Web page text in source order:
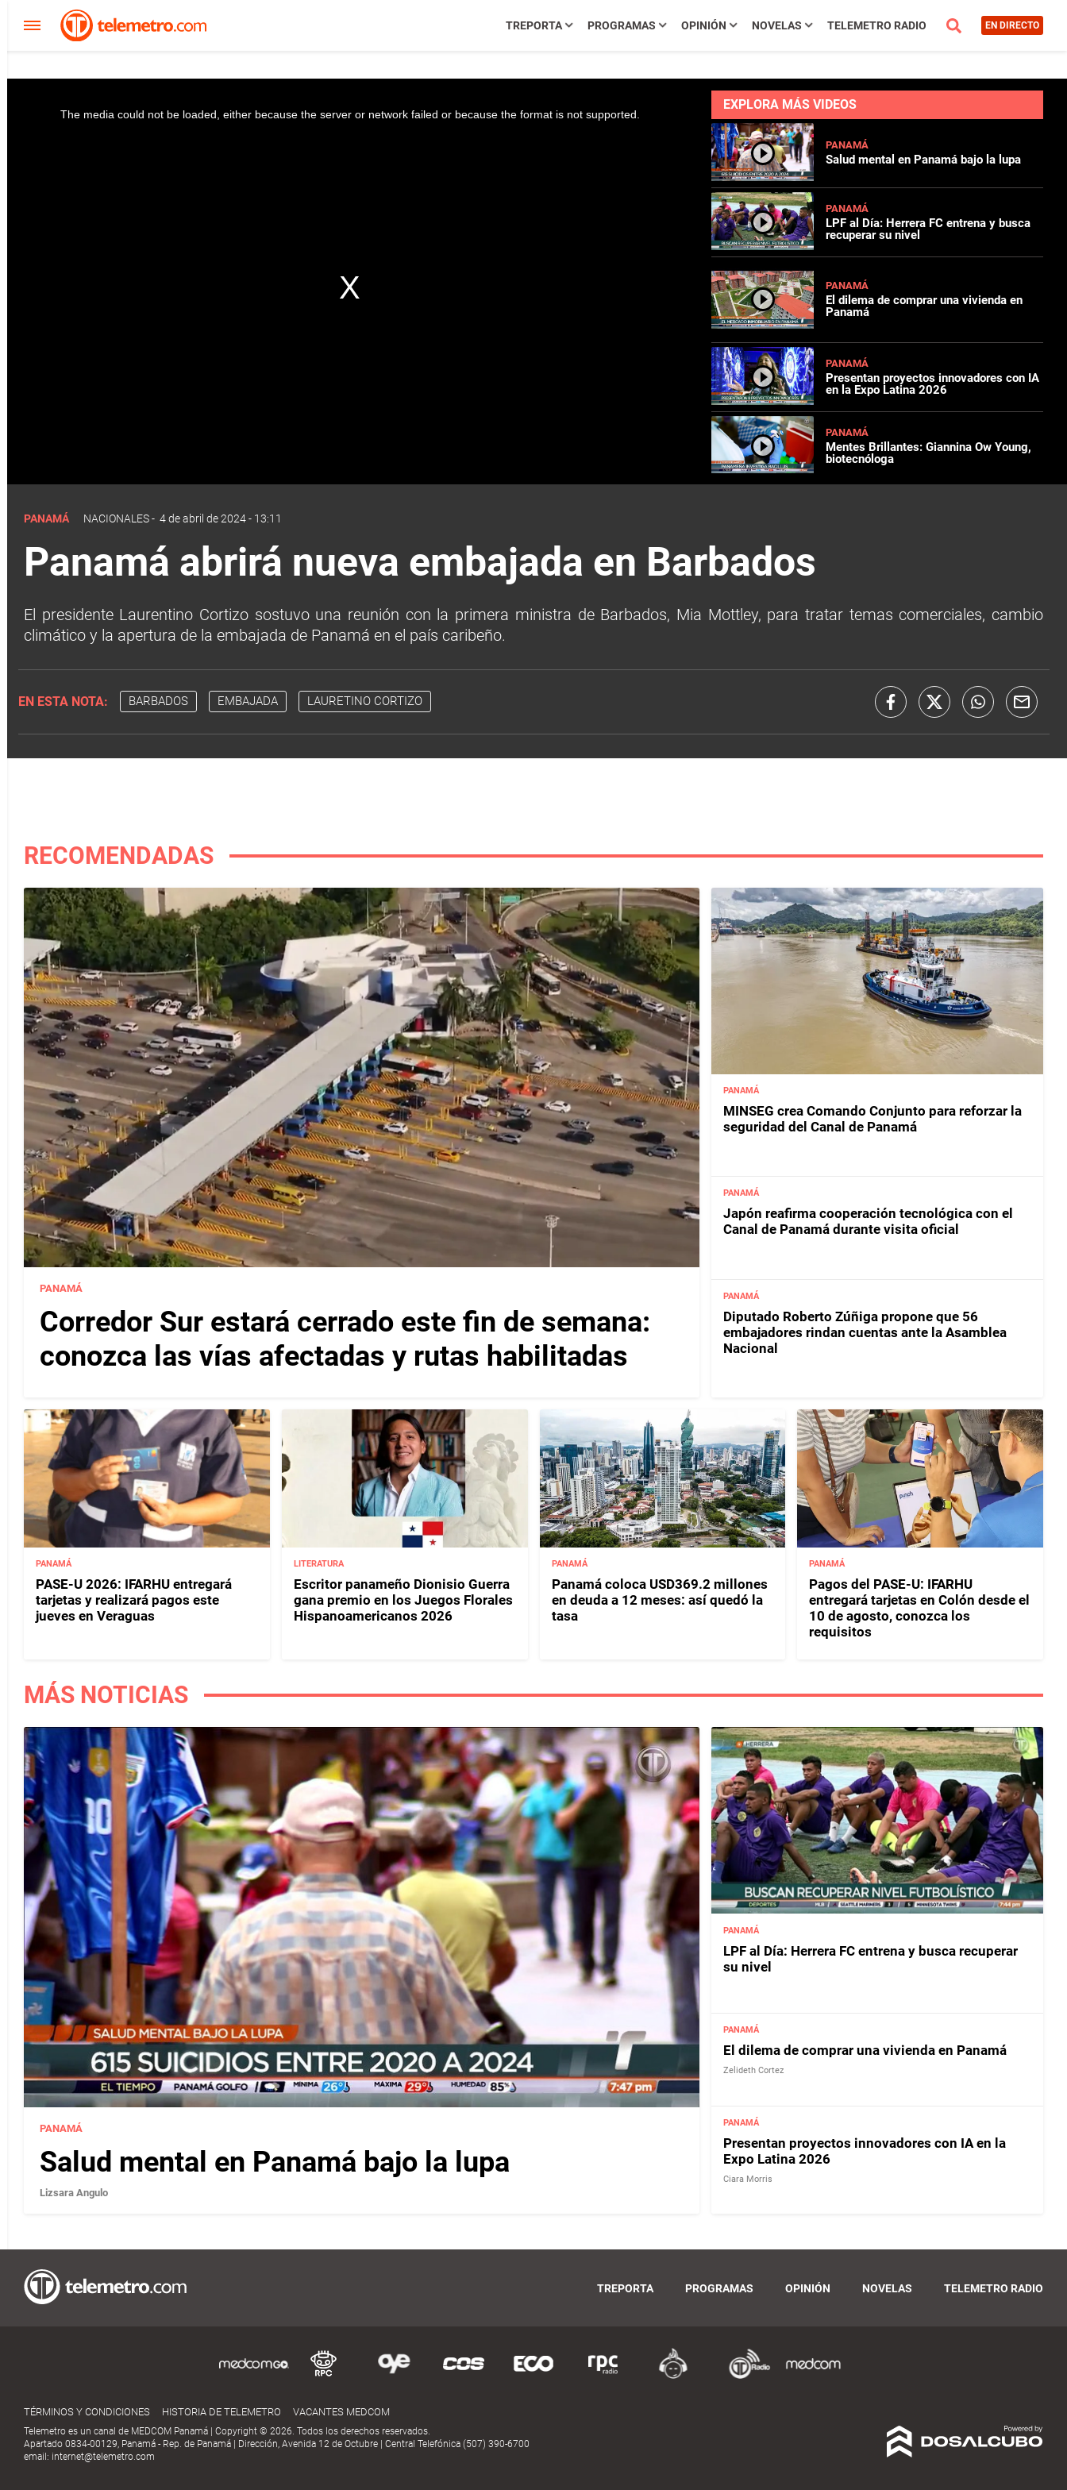
TREPORTA PROGRAMAS OPINIÓN NOVELAS TELEMETRO RADIO EN DIRECTO
The media could not be loaded, either because the server or network failed or because the format is not supported.
EXPLORA MÁS VIDEOS
PANAMÁ
Salud mental en Panamá bajo la lupa
PANAMÁ
LPF al Día: Herrera FC entrena y busca
recuperar su nivel
PANAMÁ
El dilema de comprar una vivienda en
Panamá
PANAMÁ
Presentan proyectos innovadores con IA
en la Expo Latina 2026
PANAMÁ
Mentes Brillantes: Giannina Ow Young,
biotecnóloga
PANAMÁ NACIONALES- 4 de abril de 2024 - 13:11
Panamá abrirá nueva embajada en Barbados
El presidente Laurentino Cortizo sostuvo una reunión con la primera ministra de Barbados, Mia Mottley, para tratar temas comerciales, cambio
climático y la apertura de la embajada de Panamá en el país caribeño.
EN ESTA NOTA: BARBADOS EMBAJADA LAURETINO CORTIZO
RECOMENDADAS
PANAMÁ
Corredor Sur estará cerrado este fin de semana:
conozca las vías afectadas y rutas habilitadas
PANAMÁ
MINSEG crea Comando Conjunto para reforzar la
seguridad del Canal de Panamá
PANAMÁ
Japón reafirma cooperación tecnológica con el
Canal de Panamá durante visita oficial
PANAMÁ
Diputado Roberto Zúñiga propone que 56
embajadores rindan cuentas ante la Asamblea
Nacional
PANAMÁ
PASE-U 2026: IFARHU entregará
tarjetas y realizará pagos este
jueves en Veraguas
LITERATURA
Escritor panameño Dionisio Guerra
gana premio en los Juegos Florales
Hispanoamericanos 2026
PANAMÁ
Panamá coloca USD369.2 millones
en deuda a 12 meses: así quedó la
tasa
PANAMÁ
Pagos del PASE-U: IFARHU
entregará tarjetas en Colón desde el
10 de agosto, conozca los
requisitos
MÁS NOTICIAS
PANAMÁ
Salud mental en Panamá bajo la lupa
Lizsara Angulo
PANAMÁ
LPF al Día: Herrera FC entrena y busca recuperar
su nivel
PANAMÁ
El dilema de comprar una vivienda en Panamá
Zelideth Cortez
PANAMÁ
Presentan proyectos innovadores con IA en la
Expo Latina 2026
Ciara Morris
TREPORTA PROGRAMAS OPINIÓN NOVELAS TELEMETRO RADIO
TÉRMINOS Y CONDICIONES HISTORIA DE TELEMETRO VACANTES MEDCOM
Telemetro es un canal de MEDCOM Panamá | Copyright © 2026. Todos los derechos reservados.
Apartado 0834-00129, Panamá - Rep. de Panamá | Dirección, Avenida 12 de Octubre | Central Telefónica (507) 390-6700
email: internet@telemetro.com